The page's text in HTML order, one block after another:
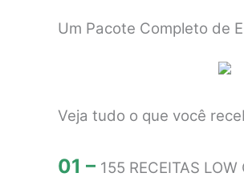
Um Pacote Completo de
Veja tudo o que você
01 – 155 RECEITAS LOW